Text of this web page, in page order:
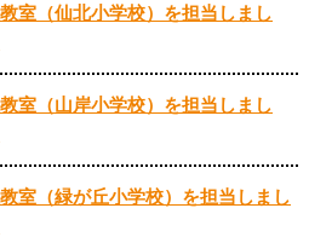
室（仙北小学校）を担当しまし
室（山岸小学校）を担当しまし
室（緑が丘小学校）を担当しまし